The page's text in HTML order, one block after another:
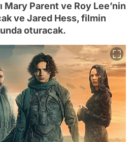
Mary Parent ve Roy Lee’nin
ve Jared Hess, filmin
oturacak.